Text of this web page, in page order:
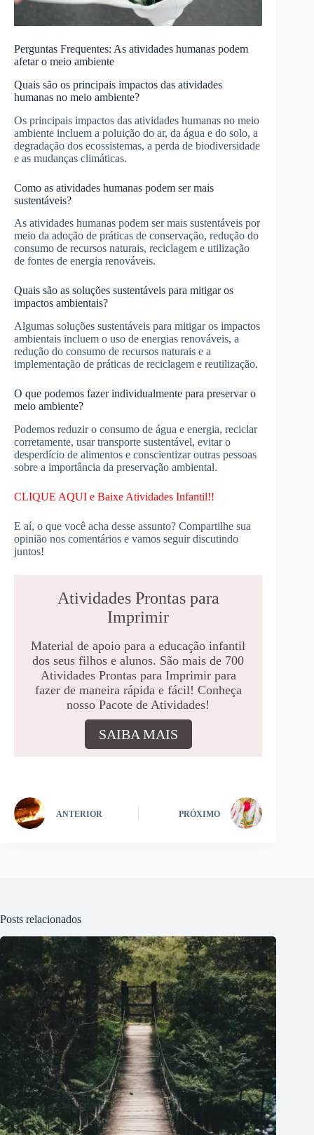
Perguntas Frequentes: As atividades humanas podem
afetar o meio ambiente
Quais são os principais impactos das atividades
humanas no meio ambiente?
Os principais impactos das atividades humanas no meio
ambiente incluem a poluição do ar, da água e do solo, a
degradação dos ecossistemas, a perda de biodiversidade
e as mudanças climáticas.
Como as atividades humanas podem ser mais
sustentáveis?
As atividades humanas podem ser mais sustentáveis por
meio da adoção de práticas de conservação, redução do
consumo de recursos naturais, reciclagem e utilização
de fontes de energia renováveis.
Quais são as soluções sustentáveis para mitigar os
impactos ambientais?
Algumas soluções sustentáveis para mitigar os impactos
ambientais incluem o uso de energias renováveis, a
redução do consumo de recursos naturais e a
implementação de práticas de reciclagem e reutilização.
O que podemos fazer individualmente para preservar o
meio ambiente?
Podemos reduzir o consumo de água e energia, reciclar
corretamente, usar transporte sustentável, evitar o
desperdício de alimentos e conscientizar outras pessoas
sobre a importância da preservação ambiental.
CLIQUE AQUI e Baixe Atividades Infantil!!
E aí, o que você acha desse assunto? Compartilhe sua
opinião nos comentários e vamos seguir discutindo
juntos!
Atividades Prontas para
Imprimir
Material de apoio para a educação infantil
dos seus filhos e alunos. São mais de 700
Atividades Prontas para Imprimir para
fazer de maneira rápida e fácil! Conheça
nosso Pacote de Atividades!
SAIBA MAIS
ANTERIOR PRÓXIMO
Posts relacionados